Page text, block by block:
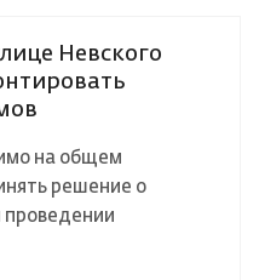
Невского
на общем
решение о
проведении